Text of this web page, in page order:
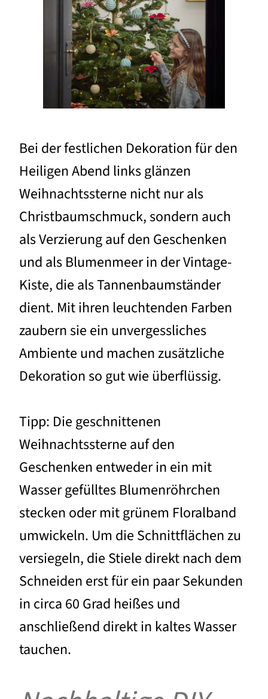
Bei der festlichen Dekoration für den
Heiligen Abend links glänzen
Weihnachtssterne nicht nur als
Christbaumschmuck, sondern auch
als Verzierung auf den Geschenken
und als Blumenmeer in der Vintage-
Kiste, die als Tannenbaumständer
dient. Mit ihren leuchtenden Farben
zaubern sie ein unvergessliches
Ambiente und machen zusätzliche
Dekoration so gut wie überflüssig.
Tipp: Die geschnittenen
Weihnachtssterne auf den
Geschenken entweder in ein mit
Wasser gefülltes Blumenröhrchen
stecken oder mit grünem Floralband
umwickeln. Um die Schnittflächen zu
versiegeln, die Stiele direkt nach dem
Schneiden erst für ein paar Sekunden
in circa 60 Grad heißes und
anschließend direkt in kaltes Wasser
tauchen.